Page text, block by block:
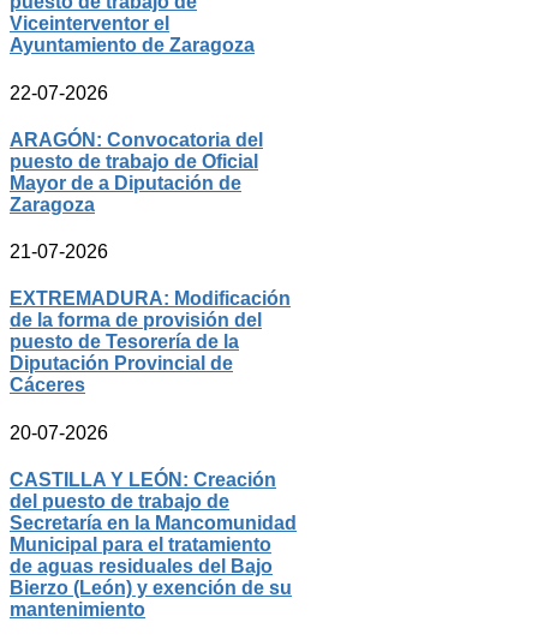
Viceinterventor el
Ayuntamiento de Zaragoza
22-07-2026
ARAGÓN: Convocatoria del
puesto de trabajo de Oficial
Mayor de a Diputación de
Zaragoza
21-07-2026
EXTREMADURA: Modificación
de la forma de provisión del
puesto de Tesorería de la
Diputación Provincial de
Cáceres
20-07-2026
CASTILLA Y LEÓN: Creación
del puesto de trabajo de
Secretaría en la Mancomunidad
Municipal para el tratamiento
de aguas residuales del Bajo
Bierzo (León) y exención de su
mantenimiento